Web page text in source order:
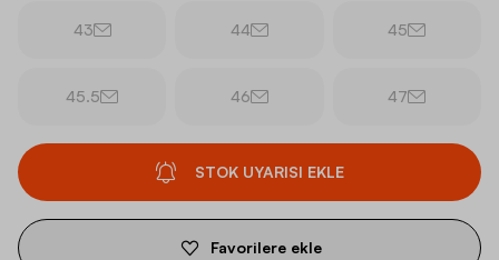
43 44 45
45.5 46 47
STOK UYARISI EKLE
Favorilere ekle